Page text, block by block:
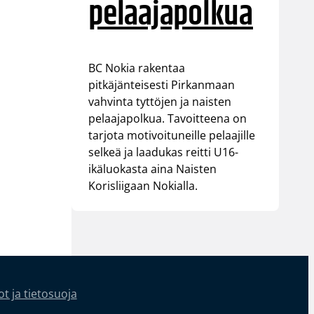
pelaajapolkua
BC Nokia rakentaa
pitkäjänteisesti Pirkanmaan
vahvinta tyttöjen ja naisten
pelaajapolkua. Tavoitteena on
tarjota motivoituneille pelaajille
selkeä ja laadukas reitti U16-
ikäluokasta aina Naisten
Korisliigaan Nokialla.
ja tietosuoja